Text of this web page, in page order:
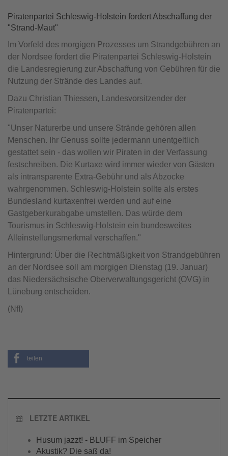
Piratenpartei Schleswig-Holstein fordert Abschaffung der
"Strand-Maut"
Im Vorfeld des morgigen Prozesses um Strandgebühren an
der Nordsee fordert die Piratenpartei Schleswig-Holstein
die Landesregierung zur Abschaffung von Gebühren für die
Nutzung der Strände des Landes auf.
Dazu Christian Thiessen, Landesvorsitzender der
Piratenpartei:
"Unser Naturerbe und unsere Strände gehören allen
Menschen. Ihr Genuss sollte jedermann unentgeltlich
gestattet sein - das wollen wir Piraten in der Verfassung
festschreiben. Die Kurtaxe wird immer wieder von Gästen
als intransparente Extra-Gebühr und als Abzocke
wahrgenommen. Schleswig-Holstein sollte als erstes
Bundesland kurtaxenfrei werden und auf eine
Gastgeberkurabgabe umstellen. Das würde dem
Tourismus in Schleswig-Holstein ein bundesweites
Alleinstellungsmerkmal verschaffen."
Hintergrund: Über die Rechtmäßigkeit von Strandgebühren
an der Nordsee soll am morgigen Dienstag (19. Januar)
das Niedersächsische Oberverwaltungsgericht (OVG) in
Lüneburg entscheiden.
(NfI)
teilen
LETZTE ARTIKEL
Husum jazzt! - BLUFF im Speicher
Akustik? Die saß da!